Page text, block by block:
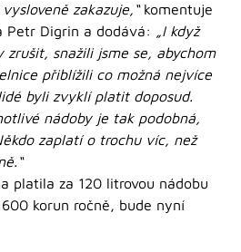
zakazuje,“ komentuje
Petr Digrin a dodává: „I když
zrušit, snažili jsme se, abychom
přiblížili co možná nejvíce
byli zvyklí platit doposud.
nádoby je tak podobná,
zaplatí o trochu víc, než
platila za 120 litrovou nádobu
korun ročně, bude nyní